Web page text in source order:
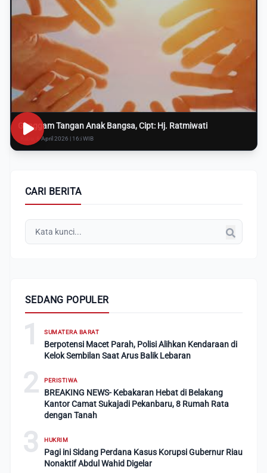
Genggam Tangan Anak Bangsa, Cipt: Hj. Ratmiwati
Rabu, 8 April 2026 | 16:i WIB
CARI BERITA
SEDANG POPULER
1 SUMATERA BARAT
Berpotensi Macet Parah, Polisi Alihkan Kendaraan di
Kelok Sembilan Saat Arus Balik Lebaran
2 PERISTIWA
BREAKING NEWS- Kebakaran Hebat di Belakang
Kantor Camat Sukajadi Pekanbaru, 8 Rumah Rata
dengan Tanah
3 HUKRIM
Pagi ini Sidang Perdana Kasus Korupsi Gubernur Riau
Nonaktif Abdul Wahid Digelar